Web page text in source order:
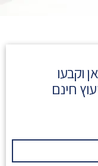
וקבעו
חינם